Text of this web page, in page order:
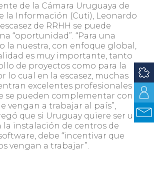
de la Cámara Uruguaya de
la Información (Cuti), Leonardo
de RRHH se puede
“oportunidad”. “Para una
la nuestra, con enfoque global,
es muy importante, tanto
de proyectos como para la
lo cual en la escasez, muchas
excelentes profesionales
se pueden complementar con
vengan a trabajar al país”,
que si Uruguay quiere ser un
la instalación de centros de
debe “incentivar que
vengan a trabajar”.